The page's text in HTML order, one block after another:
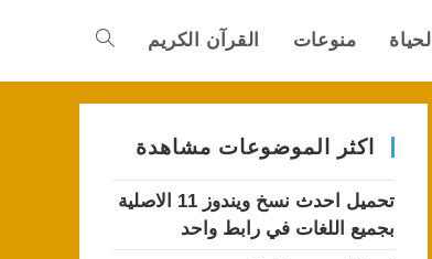
الحياة منوعات القرآن الكريم Toggle
اكثر الموضوعات مشاهدة
تحميل احدث نسخ ويندوز 11 الاصلية
بجميع اللغات في رابط واحد